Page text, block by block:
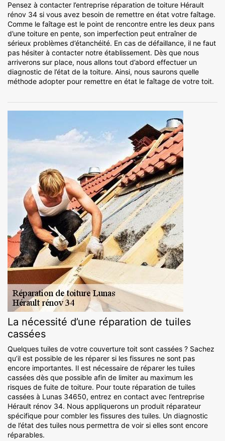
Pensez à contacter l’entreprise réparation de toiture Hérault
rénov 34 si vous avez besoin de remettre en état votre faîtage.
Comme le faîtage est le point de rencontre entre les deux pans
d’une toiture en pente, son imperfection peut entraîner de
sérieux problèmes d’étanchéité. En cas de défaillance, il ne faut
pas hésiter à contacter notre établissement. Dès que nous
arriverons sur place, nous allons tout d’abord effectuer un
diagnostic de l’état de la toiture. Ainsi, nous saurons quelle
méthode adopter pour remettre en état le faîtage de votre toit.
La nécessité d’une réparation de tuiles
cassées
Quelques tuiles de votre couverture toit sont cassées ? Sachez
qu’il est possible de les réparer si les fissures ne sont pas
encore importantes. Il est nécessaire de réparer les tuiles
cassées dès que possible afin de limiter au maximum les
risques de fuite de toiture. Pour toute réparation de tuiles
cassées à Lunas 34650, entrez en contact avec l’entreprise
Hérault rénov 34. Nous appliquerons un produit réparateur
spécifique pour combler les fissures des tuiles. Un diagnostic
de l’état des tuiles nous permettra de voir si elles sont encore
réparables.